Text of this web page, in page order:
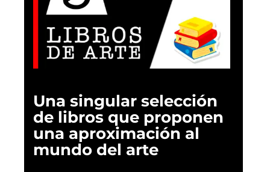
Una singular selección
de libros que proponen
una aproximación al
mundo del arte